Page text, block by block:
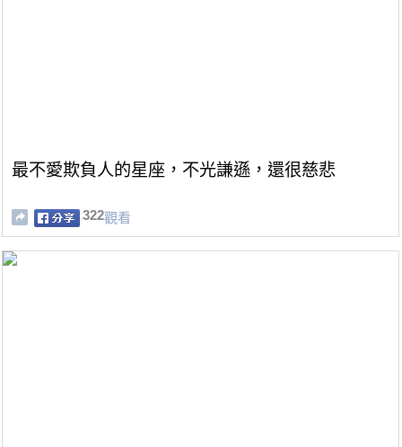
最不愛欺負人的星座，不光謙遜，還很慈悲
322觀看